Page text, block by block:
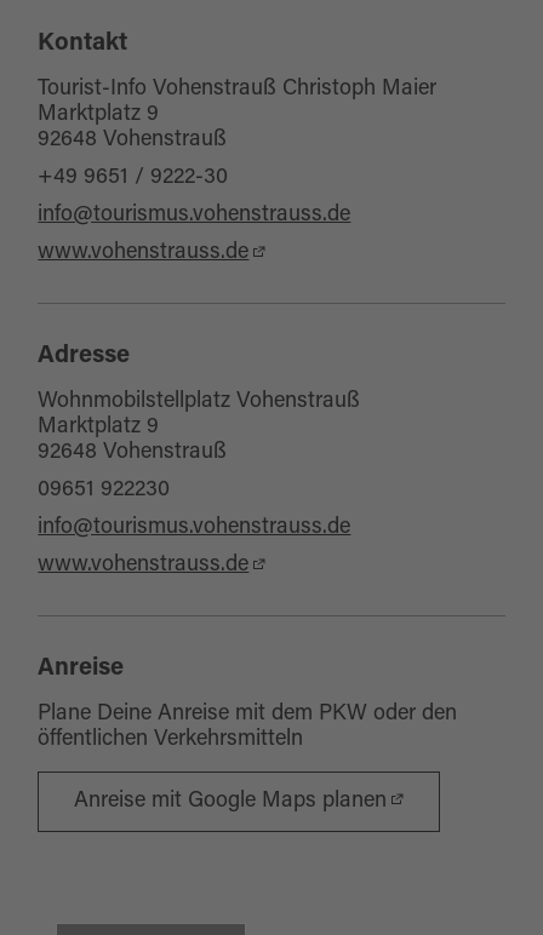
Kontakt
Tourist-Info Vohenstrauß Christoph Maier
Marktplatz 9
92648 Vohenstrauß
+49 9651 / 9222-30
info@tourismus.vohenstrauss.de
www.vohenstrauss.de
Adresse
Wohnmobilstellplatz Vohenstrauß
Marktplatz 9
92648 Vohenstrauß
09651 922230
info@tourismus.vohenstrauss.de
www.vohenstrauss.de
Anreise
Plane Deine Anreise mit dem PKW oder den
öffentlichen Verkehrsmitteln
Anreise mit Google Maps planen